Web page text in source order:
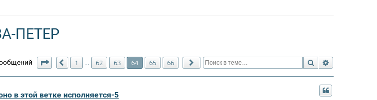
ПЕТЕР
Поиск
Страница 64 из66
Пред.
1 … 62 63 64 65 66 След.
в этой ветке исполняется-5